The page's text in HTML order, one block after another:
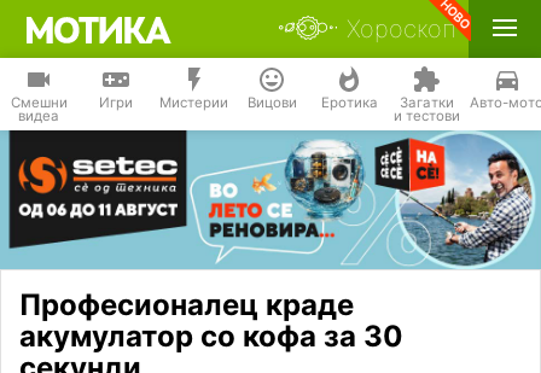
Хороскоп
Смешни
видеа
Игри Мистерии Вицови Еротика Загатки
и тестови
Авто-
Професионалец краде
акумулатор со кофа за 30